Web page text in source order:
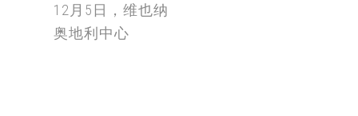
12月5日，维也纳
奥地利中心